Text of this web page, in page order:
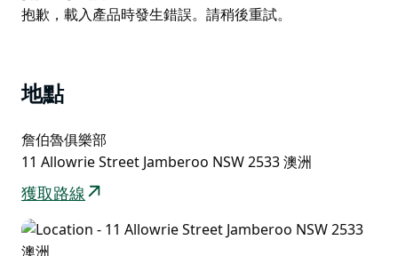
List
Product
抱歉，載入產品時發生錯誤。請稍後重試。
地點
詹伯魯俱樂部
11 Allowrie Street Jamberoo NSW 2533 澳洲
獲取路線